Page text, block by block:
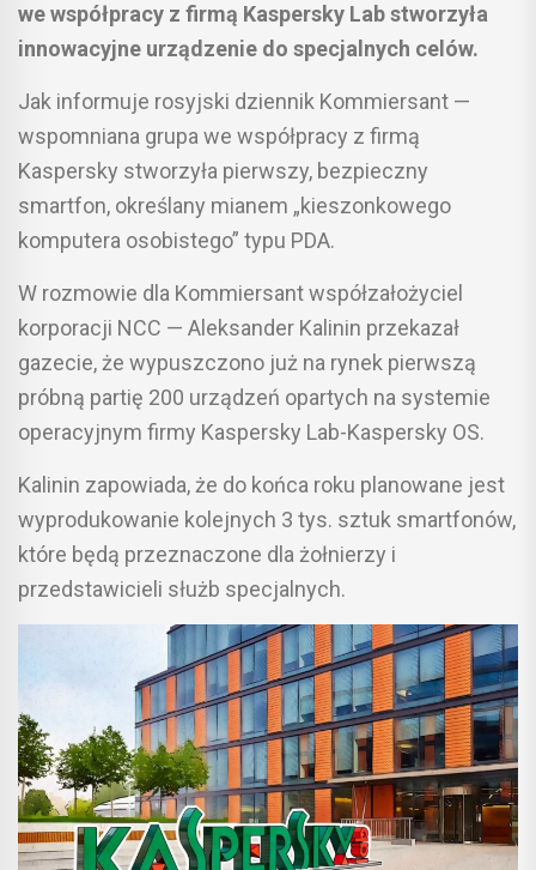
we współpracy z firmą Kaspersky Lab stworzyła
innowacyjne urządzenie do specjalnych celów.
Jak informuje rosyjski dziennik Kommiersant —
wspomniana grupa we współpracy z firmą
Kaspersky stworzyła pierwszy, bezpieczny
smartfon, określany mianem „kieszonkowego
komputera osobistego” typu PDA.
W rozmowie dla Kommiersant współzałożyciel
korporacji NCC — Aleksander Kalinin przekazał
gazecie, że wypuszczono już na rynek pierwszą
próbną partię 200 urządzeń opartych na systemie
operacyjnym firmy Kaspersky Lab-Kaspersky OS.
Kalinin zapowiada, że do końca roku planowane jest
wyprodukowanie kolejnych 3 tys. sztuk smartfonów,
które będą przeznaczone dla żołnierzy i
przedstawicieli służb specjalnych.